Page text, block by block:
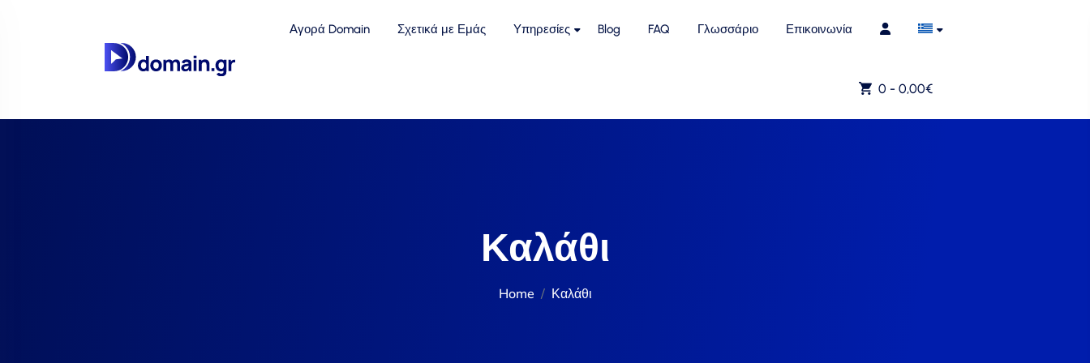
Αγορά Domain Σχετικά με Εμάς Υπηρεσίες Blog FAQ Γλωσσάριο Επικοινωνία
0 - 0,00€
Καλάθι
Home Καλάθι